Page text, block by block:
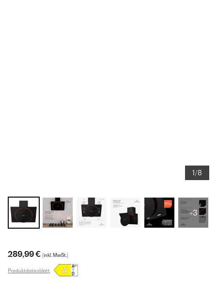
1/8
+3
289,99 € (inkl. MwSt.)
Produktdatenblatt